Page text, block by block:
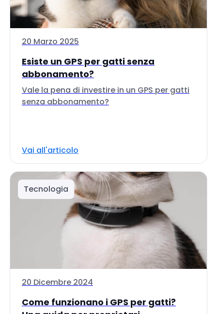
20 Marzo 2025
Esiste un GPS per gatti senza
abbonamento?
Vale la pena di investire in un GPS per gatti
senza abbonamento?
Vai all'articolo
Tecnologia
20 Dicembre 2024
Come funzionano i GPS per gatti?